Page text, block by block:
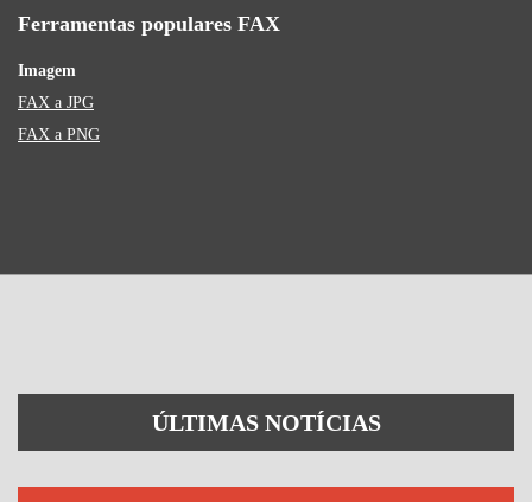
Ferramentas populares FAX
Imagem
FAX a JPG
FAX a PNG
ÚLTIMAS NOTÍCIAS